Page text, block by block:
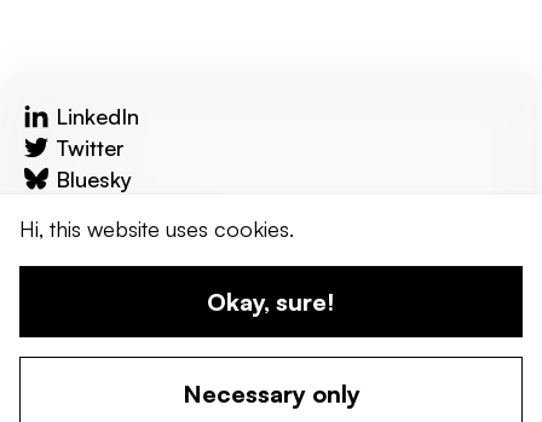
LinkedIn
Twitter
Bluesky
Kontakt
© 2024 wandel werkstadt. Erstellt von uns!
Hi, this website uses cookies.
Necessary only
Okay, sure!